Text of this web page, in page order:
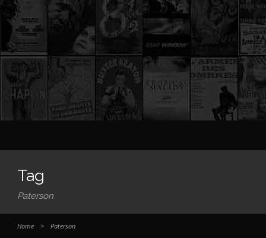
Tag
Paterson
Home > Paterson